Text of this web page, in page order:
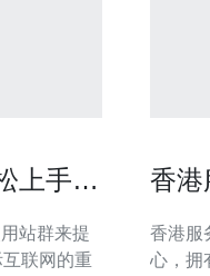
上手管
站群来提
联网的重
香港
香港服务器托
心，拥